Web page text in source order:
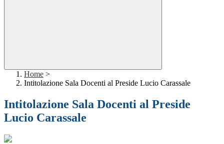
Home >
Intitolazione Sala Docenti al Preside Lucio Carassale
Intitolazione Sala Docenti al Preside
Lucio Carassale